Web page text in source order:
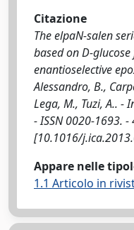
Citazione
The elpaN-salen
based on D-
enantioselective
Alessandro, B.,
Lega, M., Tuzi, A.. -
- ISSN 0020-1693.
[10.1016/
Appare nelle
1.1 Articolo in